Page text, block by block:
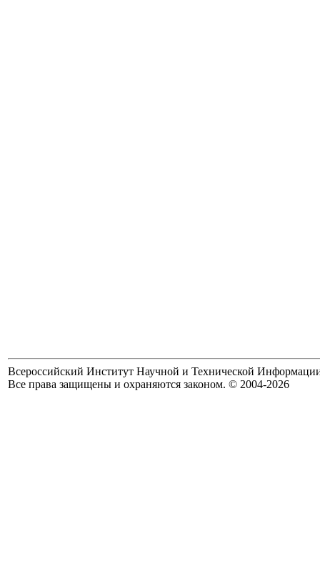
Всероссийский Институт Научной и Технической
Все права защищены и охраняются законом. © 2004-2026